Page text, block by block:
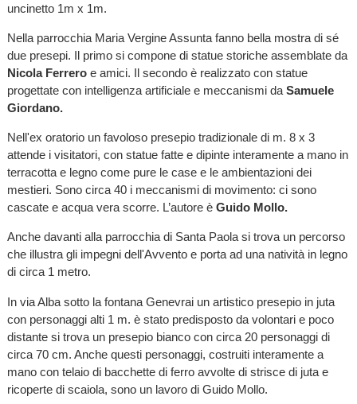
uncinetto 1m x 1m.
Nella parrocchia Maria Vergine Assunta fanno bella mostra di sé
due presepi. Il primo si compone di statue storiche assemblate da
Nicola Ferreroe amici. Il secondo è realizzato con statue
progettate con intelligenza artificiale e meccanismi da Samuele
Giordano.
Nell'ex oratorio un favoloso presepio tradizionale di m. 8 x 3
attende i visitatori, con statue fatte e dipinte interamente a mano in
terracotta e legno come pure le case e le ambientazioni dei
mestieri. Sono circa 40 i meccanismi di movimento: ci sono
cascate e acqua vera scorre. L’autore è Guido Mollo.
Anche davanti alla parrocchia di Santa Paola si trova un percorso
che illustra gli impegni dell'Avvento e porta ad una natività in legno
di circa 1 metro.
In via Alba sotto la fontana Genevrai un artistico presepio in juta
con personaggi alti 1 m. è stato predisposto da volontari e poco
distante si trova un presepio bianco con circa 20 personaggi di
circa 70 cm. Anche questi personaggi, costruiti interamente a
mano con telaio di bacchette di ferro avvolte di strisce di juta e
ricoperte di scaiola, sono un lavoro di Guido Mollo.